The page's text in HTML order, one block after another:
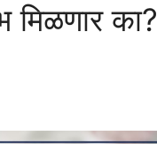
मिळणार का?